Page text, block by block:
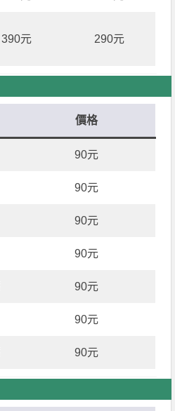
390元 290元
價格
90元
90元
90元
90元
90元
90元
90元